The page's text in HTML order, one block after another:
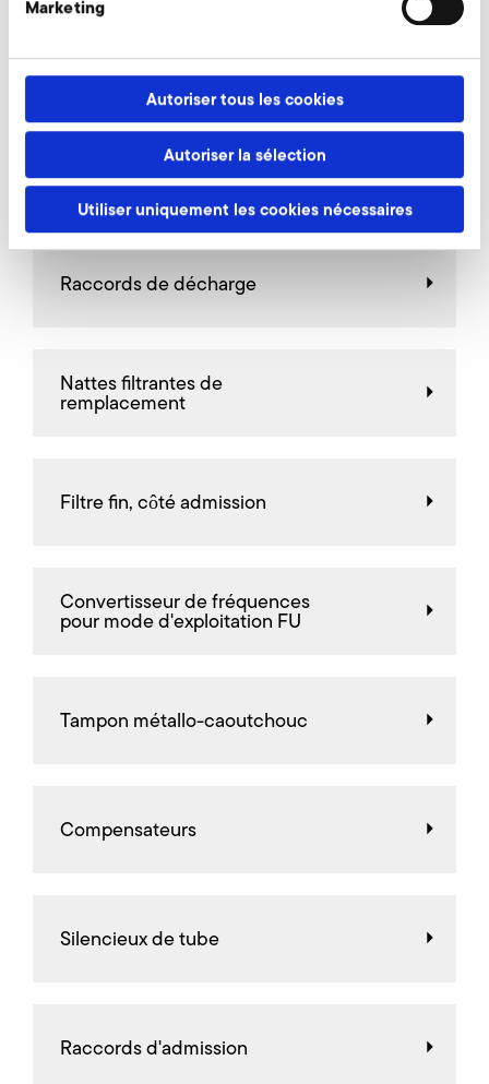
Marketing
Autoriser tous les cookies
Autoriser la sélection
Utiliser uniquement les cookies nécessaires
AirKnife
Valves d'étranglement
Raccords de décharge
Nattes filtrantes de
remplacement
Filtre fin, côté admission
Convertisseur de fréquences
pour mode d'exploitation FU
Tampon métallo-caoutchouc
Compensateurs
Silencieux de tube
Raccords d'admission